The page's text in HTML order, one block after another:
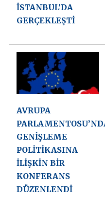
İSTANBUL’DA
GERÇEKLEŞTİ
AVRUPA
GENİŞLEME
POLİTİKASINA
İLİŞKİN BİR
KONFERANS
DÜZENLENDİ